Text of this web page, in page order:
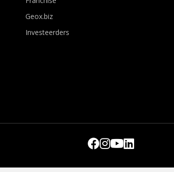
Geox.biz
Investeerders